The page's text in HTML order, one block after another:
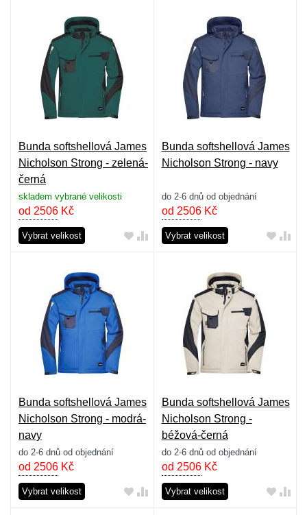
Bunda softshellová James
Nicholson Strong - zelená-
černá
skladem vybrané velikosti
od 2506 Kč
Vybrat velikost
Bunda softshellová James
Nicholson Strong - navy
do 2-6 dnů od objednání
od 2506Kč
Vybrat velikost
Bunda softshellová James
Nicholson Strong - modrá-
navy
do 2-6 dnů od objednání
od 2506 Kč
Vybrat velikost
Bunda softshellová James
Nicholson Strong -
béžová-černá
do 2-6 dnů od objednání
od 2506Kč
Vybrat velikost